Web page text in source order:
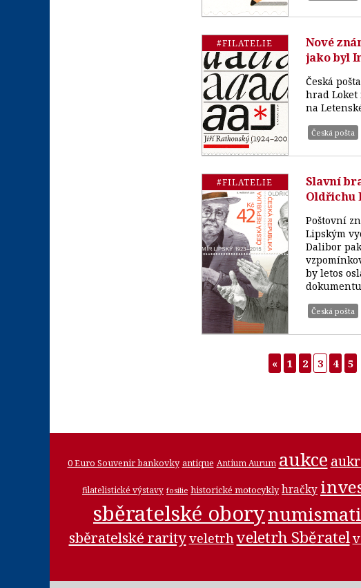
#FILATELIE
Nové
jako byl
Česká
hrad Loket
na
Česká pošta
#FILATELIE
Slavní
Oldřichu
Poštovní
Lipským
Dalibor
by letos
Česká pošta
« 1 2 3 4 5
0 Euro Souvenir bankovky antique Antium Aurum aukce
filatelistické výstavy fosilie historické motocykly hračky
sběratelské obory
sběratelské rarityveletrhveletrh Sběratel